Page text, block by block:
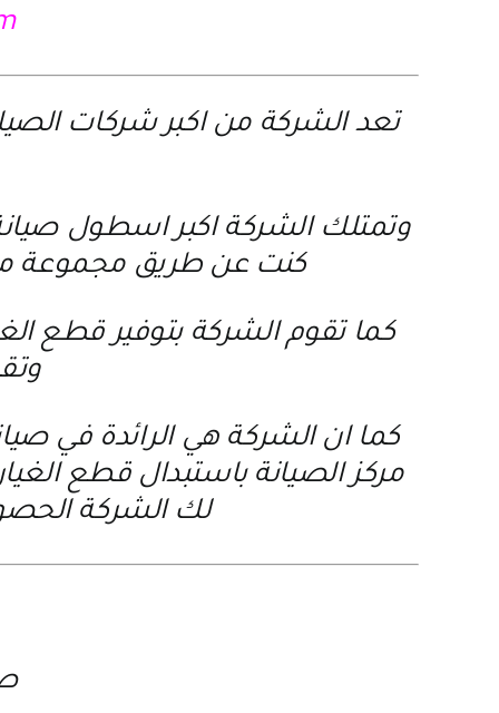
تعد الشركة من اكبر شركات
وتمتلك الشركة اكبر اسطول
كنت عن طريق مجموعة من
كما تقوم الشركة بتوفير قطع
كما ان الشركة هي الرائدة في
مركز الصيانة باستبدال قطع
لك الشركة